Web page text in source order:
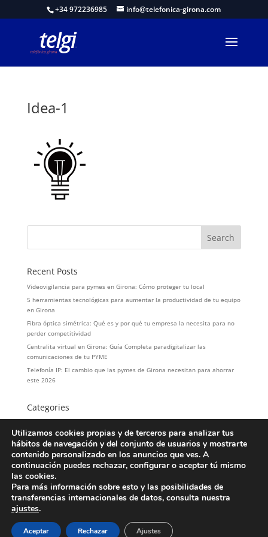
+34 972236985 info@telefonica-girona.com
Idea-1
Recent Posts
Videovigilancia para pymes en Girona: Cómo proteger tu local
5 herramientas tecnológicas para aumentar la productividad de tu equipo
en Girona
Fibra óptica simétrica: Qué es y por qué tu empresa la necesita para no
perder competitividad
Centralita virtual en Girona: Guía Completa paradigitalizar las
comunicaciones de tu PYME
Telefonía IP: El cambio que las pymes de Girona necesitan para ahorrar
este 2026
Categories
LOPD
Servicios
Telefonía
derechos reservados
Utilizamos cookies propias y de terceros para analizar tus
hábitos de navegación y del conjunto de usuarios y mostrarte
contenido personalizado en los anuncios que ves. A
continuación puedes rechazar, configurar o aceptar tú mismo
las cookies.
Para más información sobre esto y las posibilidades de
transferencias internacionales de datos, consulta nuestra
ajustes.
Aceptar Rechazar Ajustes